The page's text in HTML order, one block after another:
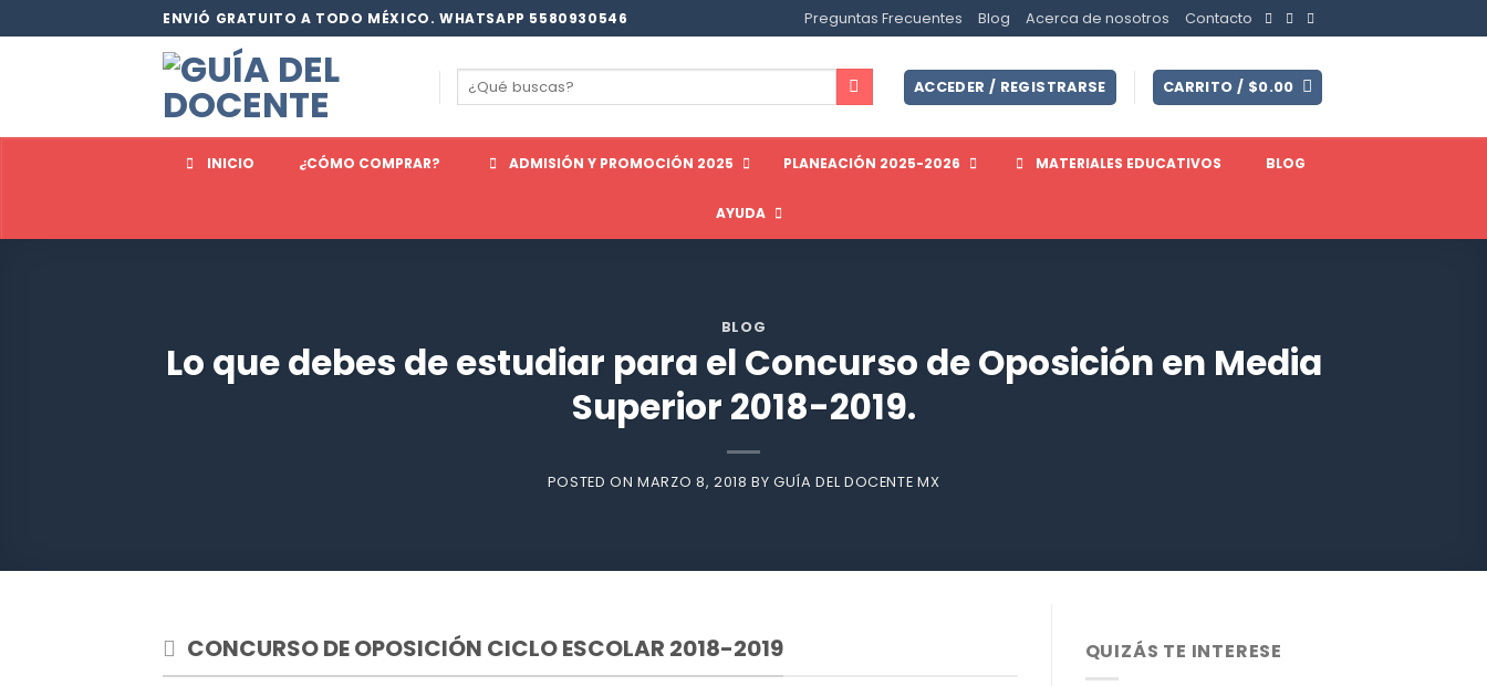
al
ENVIÓ GRATUITO A TODO MÉXICO. WHATSAPP 5580930546 Preguntas Frecuentes Blog Acerca de nosotros Contacto
Buscar
por:
ACCEDER / REGISTRARSE CARRITO / $0.00
INICIO ¿CÓMO COMPRAR? ADMISIÓN Y PROMOCIÓN 2025 PLANEACIÓN 2025-2026 MATERIALES EDUCATIVOS BLOG
AYUDA
BLOG
Lo que debes de estudiar para el Concurso de Oposición en Media
Superior 2018-2019.
POSTED ONMARZO 8, 2018 BYGUÍA DEL DOCENTE MX
CONCURSO DE OPOSICIÓN CICLO ESCOLAR 2018-2019 QUIZÁS TE INTERESE